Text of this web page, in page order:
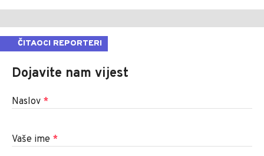
ČITAOCI REPORTERI
Dojavite nam vijest
Naslov *
Vaše ime *